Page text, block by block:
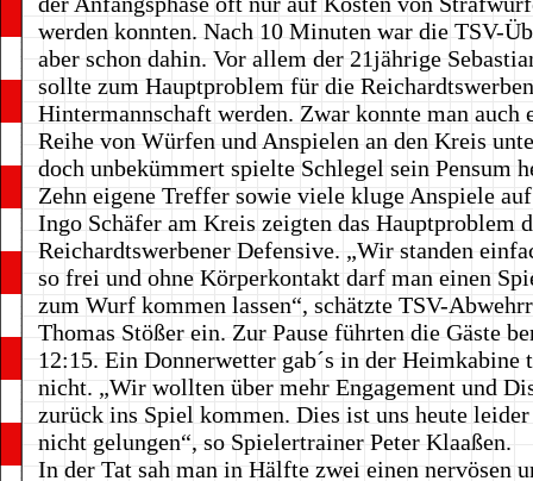
werden konnten. Nach 10 Minuten war die TSV-
aber schon dahin. Vor allem der 21jährige
sollte zum Hauptproblem für die
Hintermannschaft werden. Zwar konnte man auch
Reihe von Würfen und Anspielen an den Kreis
doch unbekümmert spielte Schlegel sein Pensum
Zehn eigene Treffer sowie viele kluge Anspiele
Ingo Schäfer am Kreis zeigten das Hauptproblem
Reichardtswerbener Defensive. „Wir standen
so frei und ohne Körperkontakt darf man einen
zum Wurf kommen lassen“, schätzte TSV-
Thomas Stößer ein. Zur Pause führten die Gäste
12:15. Ein Donnerwetter gab´s in der Heimkabine
nicht. „Wir wollten über mehr Engagement und
zurück ins Spiel kommen. Dies ist uns heute
nicht gelungen“, so Spielertrainer Peter Klaaßen.
In der Tat sah man in Hälfte zwei einen nervösen